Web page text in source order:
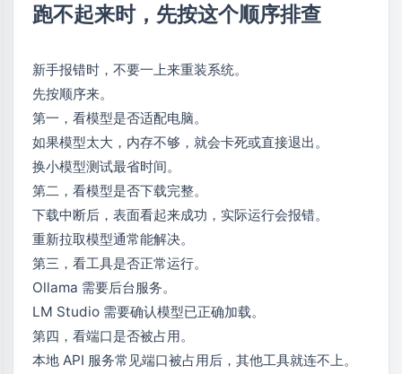
跑不起来时，先按这个顺序排查
新手报错时，不要一上来重装系统。
先按顺序来。
第一，看模型是否适配电脑。
如果模型太大，内存不够，就会卡死或直接退出。
换小模型测试最省时间。
第二，看模型是否下载完整。
下载中断后，表面看起来成功，实际运行会报错。
重新拉取模型通常能解决。
第三，看工具是否正常运行。
Ollama 需要后台服务。
LM Studio 需要确认模型已正确加载。
第四，看端口是否被占用。
本地 API 服务常见端口被占用后，其他工具就连不上。